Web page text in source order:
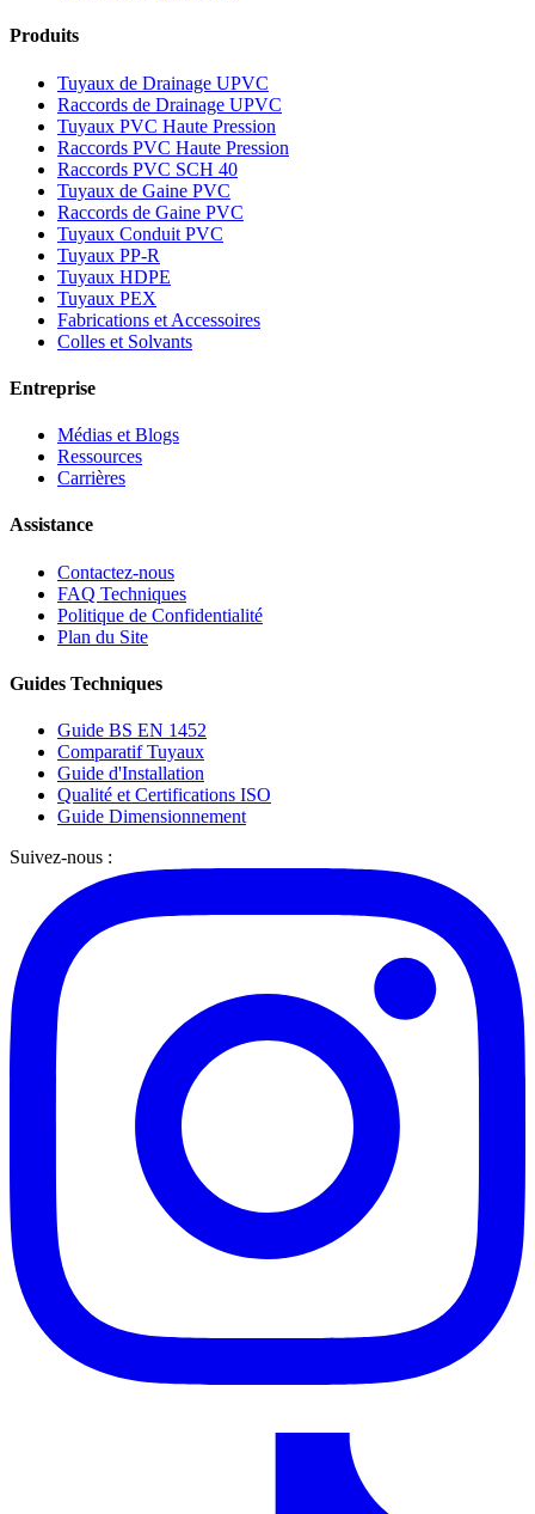
Produits
Tuyaux de Drainage UPVC
Raccords de Drainage UPVC
Tuyaux PVC Haute Pression
Raccords PVC Haute Pression
Raccords PVC SCH 40
Tuyaux de Gaine PVC
Raccords de Gaine PVC
Tuyaux Conduit PVC
Tuyaux PP-R
Tuyaux HDPE
Tuyaux PEX
Fabrications et Accessoires
Colles et Solvants
Entreprise
Médias et Blogs
Ressources
Carrières
Assistance
Contactez-nous
FAQ Techniques
Politique de Confidentialité
Plan du Site
Guides Techniques
Guide BS EN 1452
Comparatif Tuyaux
Guide d'Installation
Qualité et Certifications ISO
Guide Dimensionnement
Suivez-nous :